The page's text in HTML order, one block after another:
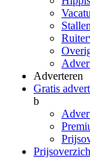
Adverteren
Gratis
b